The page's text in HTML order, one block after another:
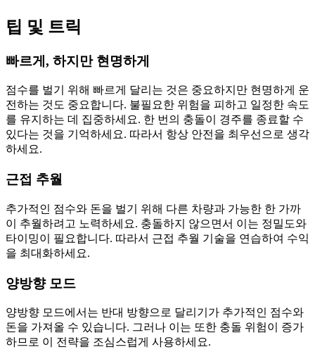
팁 및 트릭
빠르게, 하지만 현명하게
점수를 벌기 위해 빠르게 달리는 것은 중요하지만 현명하게 운
전하는 것도 중요합니다. 불필요한 위험을 피하고 일정한 속도
를 유지하는 데 집중하세요. 한 번의 충돌이 경주를 종료할 수
있다는 것을 기억하세요. 따라서 항상 안전을 최우선으로 생각
하세요.
근접 추월
추가적인 점수와 돈을 벌기 위해 다른 차량과 가능한 한 가까
이 추월하려고 노력하세요. 충돌하지 않으면서 이는 정밀도와
타이밍이 필요합니다. 따라서 근접 추월 기술을 연습하여 수익
을 최대화하세요.
양방향 모드
양방향 모드에서는 반대 방향으로 달리기가 추가적인 점수와
돈을 가져올 수 있습니다. 그러나 이는 또한 충돌 위험이 증가
하므로 이 전략을 조심스럽게 사용하세요.